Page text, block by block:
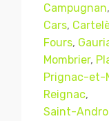
Campugnan,
Cars,
Fours,
Mombrier,
Prignac-et-
Reignac,
Saint-